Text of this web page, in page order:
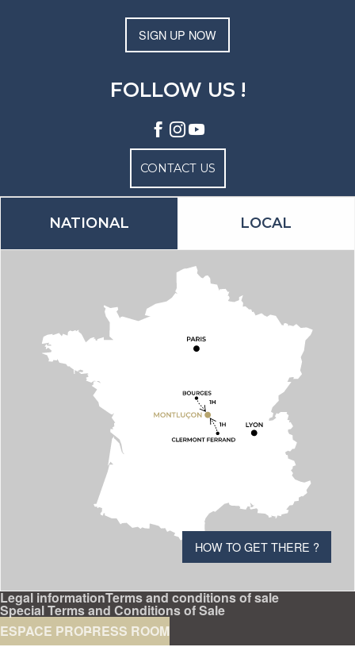
SIGN UP NOW
FOLLOW US !
CONTACT US
NATIONAL LOCAL
HOW TO GET THERE ?
Legal informationTerms and conditions of sale
Special Terms and Conditions of Sale
ESPACE PROPRESS ROOM